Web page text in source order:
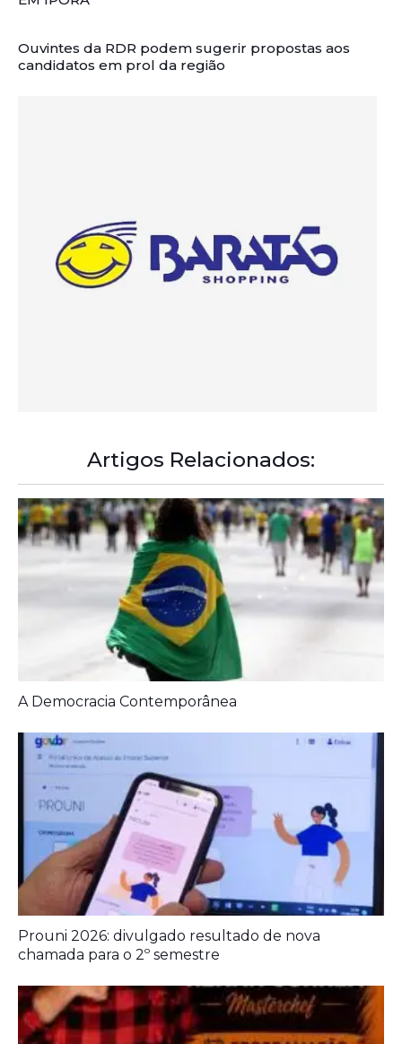
Ouvintes da RDR podem sugerir propostas aos
candidatos em prol da região
Artigos Relacionados:
A Democracia Contemporânea
Prouni 2026: divulgado resultado de nova
chamada para o 2º semestre